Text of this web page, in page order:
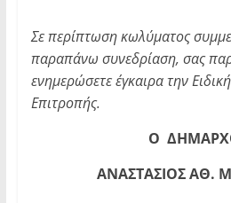
Σε περίπτωση κωλύματος
παραπάνω συνεδρίαση, σας
ενημερώσετε έγκαιρα την
Επιτροπής.
Ο
ΑΝΑΣΤΑΣΙΟΣ ΑΘ.